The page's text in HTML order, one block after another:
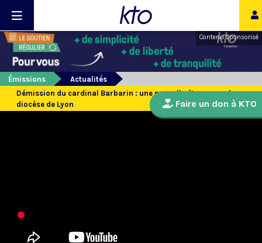
Contenu sponsorisé
Émissions
Actualités
Démission du cardinal Barbarin : une nouvelle étape pour le
diocèse de Lyon
Faire un don à KTO